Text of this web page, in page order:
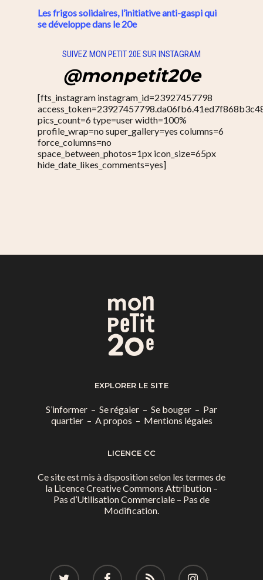
Les frigos solidaires, l’initiative anti-gaspi qui
se développe dans le 20e
SUIVEZ MON PETIT 20E SUR INSTAGRAM
@monpetit20e
[fts_instagram instagram_id=23927457798
pics_count=6 type=user width=100%
profile_wrap=no super_gallery=yes columns=6
force_columns=no
space_between_photos=1px icon_size=65px
hide_date_likes_comments=yes]
EXPLORER LE SITE
S’informer – Se régaler – Se bouger – Par
quartier– A propos – Mentions légales
LICENCE CC
Ce site est mis à disposition selon les termes de
la Licence Creative Commons Attribution –
Pas d’Utilisation Commerciale – Pas de
Modification.